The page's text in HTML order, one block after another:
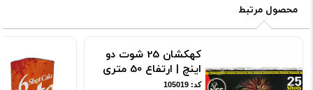
محصول مرتبط
کهکشان 25 شوت دو
اینچ | ارتفاع 50 متری
کد: 105019